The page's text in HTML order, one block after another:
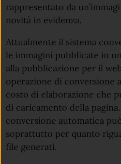
rappresentato da
novità in evidenza.
Attualmente il sistema
le immagini pubblicate in
alla pubblicazione per il
operazione di conversione
costo di elaborazione che
di caricamento della
conversione automatica
soprattutto per quanto
file generati.